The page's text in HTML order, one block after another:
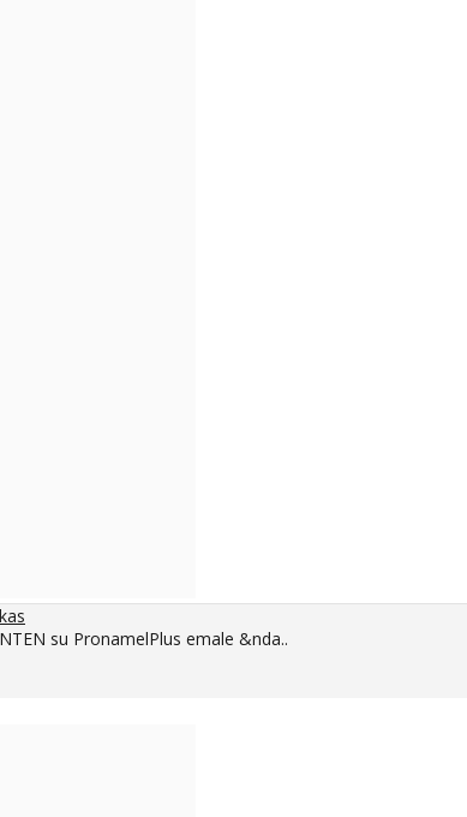
su PronamelPlus emale &nda..